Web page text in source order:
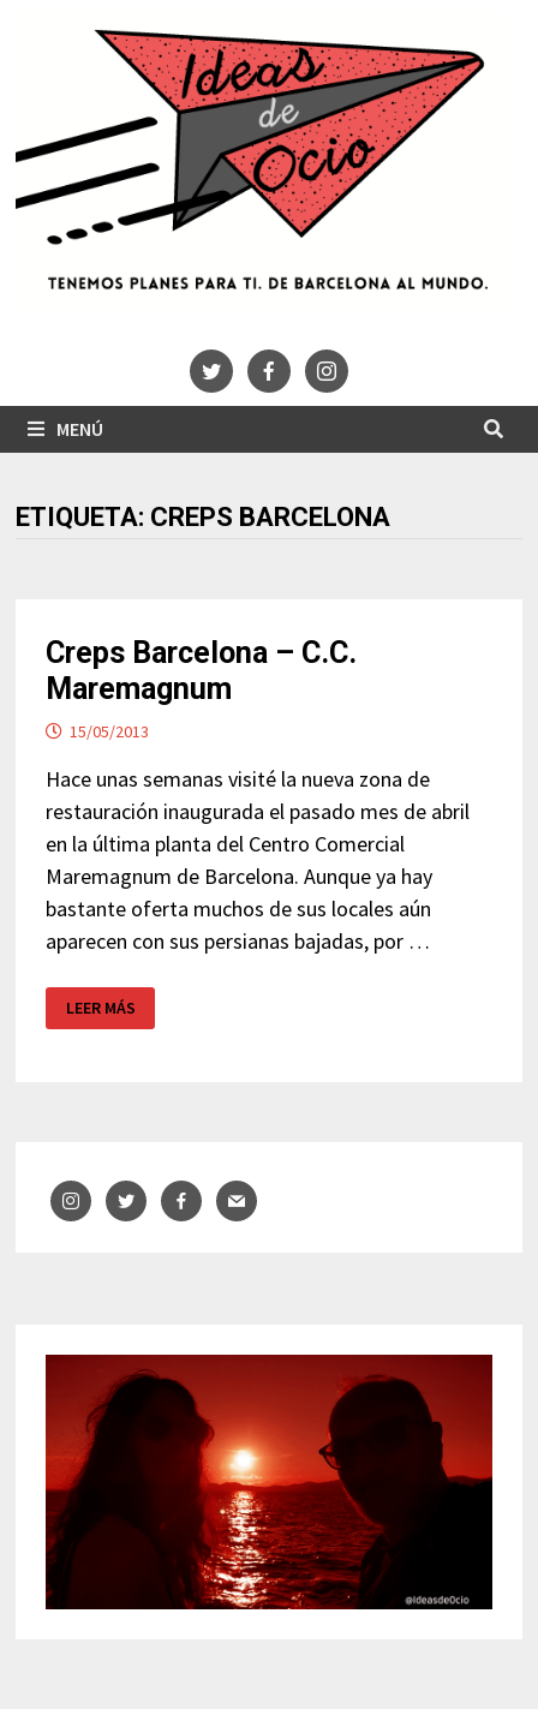
MENÚ
ETIQUETA: CREPS BARCELONA
Creps Barcelona – C.C.
Maremagnum
15/05/2013
Hace unas semanas visité la nueva zona de
restauración inaugurada el pasado mes de abril
en la última planta del Centro Comercial
Maremagnum de Barcelona. Aunque ya hay
bastante oferta muchos de sus locales aún
aparecen con sus persianas bajadas, por …
BARCELONA
–
LEER MÁS